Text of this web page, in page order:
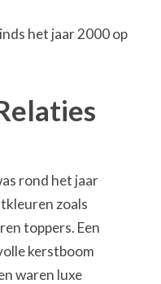
het jaar 2000 op
rond het jaar
zoals
toppers. Een
kerstboom
waren luxe